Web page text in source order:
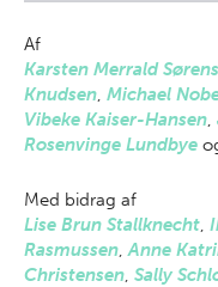
Af
Karsten Merrald
Knudsen, Michael
Vibeke Kaiser-Hansen,
Rosenvinge Lundbye
Med bidrag af
Lise Brun Stallknecht,
Rasmussen,Anne
Christensen, Sally